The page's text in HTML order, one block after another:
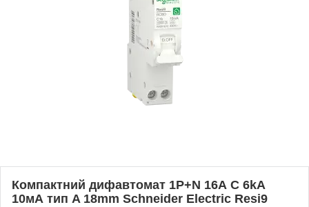
Компактний дифавтомат 1P+N 16А C 6kA
10мА тип A 18mm Schneider Electric Resi9